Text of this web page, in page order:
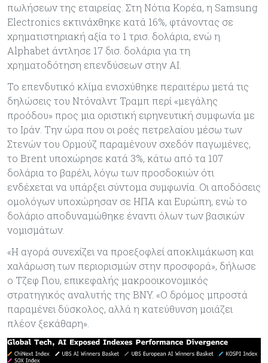
πωλήσεων της εταιρείας. Στη Νότια Κορέα, η Samsung
Electronics εκτινάχθηκε κατά 16%, φτάνοντας σε
χρηματιστηριακή αξία το 1 τρισ. δολάρια, ενώ η
Alphabet άντλησε 17 δισ. δολάρια για τη
χρηματοδότηση επενδύσεων στην AI.
Το επενδυτικό κλίμα ενισχύθηκε περαιτέρω μετά τις
δηλώσεις του Ντόναλντ Τραμπ περί «μεγάλης
προόδου» προς μια οριστική ειρηνευτική συμφωνία με
το Ιράν. Την ώρα που οι ροές πετρελαίου μέσω των
Στενών του Ορμούζ παραμένουν σχεδόν παγωμένες,
το Brent υποχώρησε κατά 3%, κάτω από τα 107
δολάρια το βαρέλι, λόγω των προσδοκιών ότι
ενδέχεται να υπάρξει σύντομα συμφωνία. Οι αποδόσεις
ομολόγων υποχώρησαν σε ΗΠΑ και Ευρώπη, ενώ το
δολάριο αποδυναμώθηκε έναντι όλων των βασικών
νομισμάτων.
«Η αγορά συνεχίζει να προεξοφλεί αποκλιμάκωση και
χαλάρωση των περιορισμών στην προσφορά», δήλωσε
ο Τζεφ Γιου, επικεφαλής μακροοικονομικός
στρατηγικός αναλυτής της BNY. «Ο δρόμος μπροστά
παραμένει δύσκολος, αλλά η κατεύθυνση μοιάζει
πλέον ξεκάθαρη».